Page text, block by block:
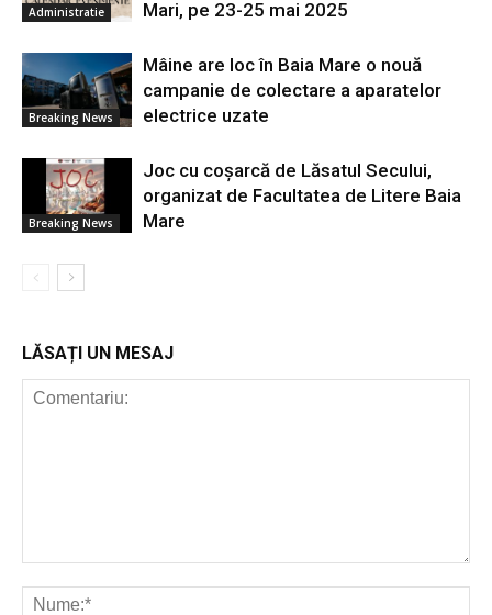
Administratie
Mari, pe 23-25 mai 2025
Breaking News
Mâine are loc în Baia Mare o nouă
campanie de colectare a aparatelor
electrice uzate
Breaking News
Joc cu coșarcă de Lăsatul Secului,
organizat de Facultatea de Litere Baia
Mare
LĂSAȚI UN MESAJ